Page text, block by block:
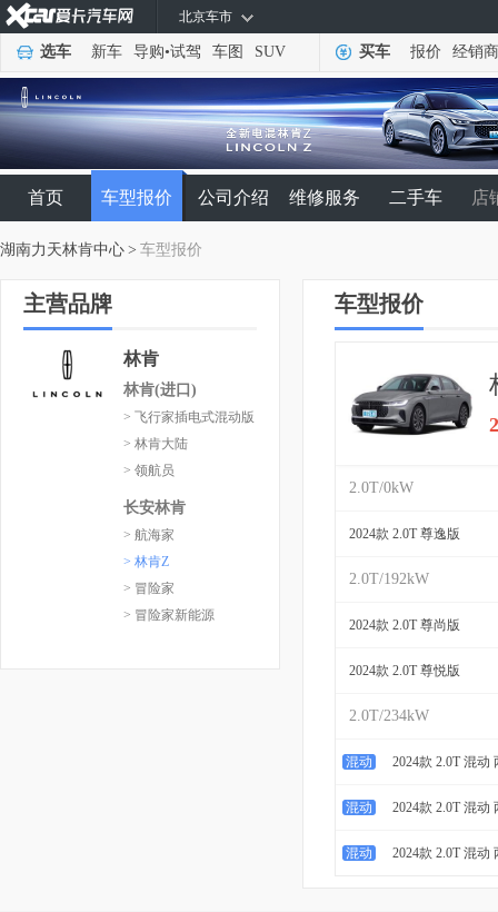
北京车市
选车 新车 导购•试驾 车图 SUV 买车 报价 经销商
首页 车型报价 公司介绍 维修服务 二手车 店
湖南力天林肯中心 > 车型报价
主营品牌
林肯
林肯(进口)
> 飞行家插电式混动版
> 林肯大陆
> 领航员
长安林肯
> 航海家
> 林肯Z
> 冒险家
> 冒险家新能源
车型报价
2.0T/0kW
2024款 2.0T 尊逸版
2.0T/192kW
2024款 2.0T 尊尚版
2024款 2.0T 尊悦版
2.0T/234kW
混动 2024款 2.0T 混动
混动 2024款 2.0T 混动
混动 2024款 2.0T 混动